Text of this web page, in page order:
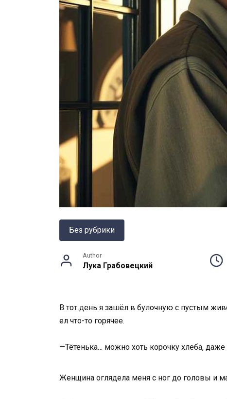
Без рубрики
Author
Лука Грабовецкий
В тот день я зашёл в булочную с пустым
ел что-то горячее.
—Тётенька… можно хоть корочку хлеба,
Женщина оглядела меня с ног до головы и